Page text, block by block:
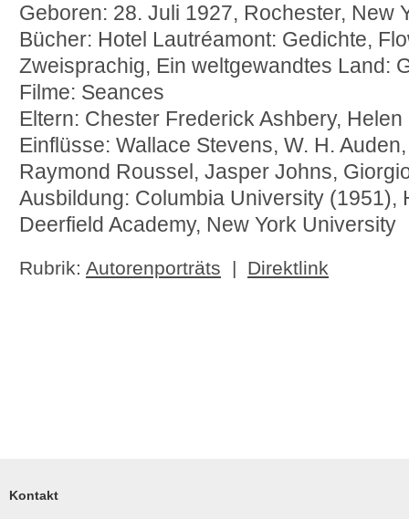
Geboren: 28. Juli 1927, Rochester, New
Bücher: Hotel Lautréamont: Gedichte,
Zweisprachig, Ein weltgewandtes Land:
Filme: Seances
Eltern: Chester Frederick Ashbery,
Einflüsse: Wallace Stevens, W. H.
Raymond Roussel, Jasper Johns,
Ausbildung: Columbia University (1951),
Deerfield Academy, New York University
Rubrik: Autorenporträts | Direktlink
Kontakt